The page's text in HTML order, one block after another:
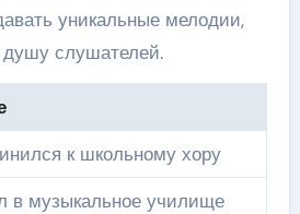
уникальные мелодии,
душу слушателей.
к школьному хору
в музыкальное училище